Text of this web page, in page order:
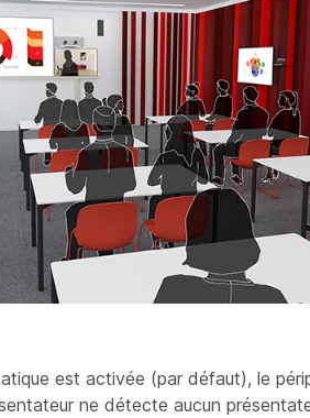
est activée (par défaut), le
ne détecte aucun